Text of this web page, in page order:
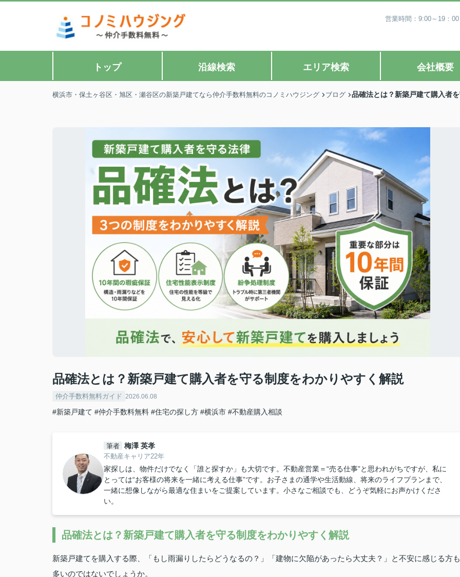
営業時間：9:00～19：
トップ 沿線検索 エリア検索 会社概要
横浜市・保土ヶ谷区・旭区・瀬谷区の新築戸建てなら仲介手数料無料のコノミハウジング ブログ 品確法とは？新築戸建て購入者
品確法とは？新築戸建て購入者を守る制度をわかりやすく解説
仲介手数料無料ガイド 2026.06.08
#新築戸建て #仲介手数料無料 #住宅の探し方 #横浜市 #不動産購入相談
筆者 梅澤 英孝
不動産キャリア22年
家探しは、物件だけでなく「誰と探すか」も大切です。不動産営業＝“売る仕事”と思われがちですが、私に
とっては“お客様の将来を一緒に考える仕事”です。お子さまの通学や生活動線、将来のライフプランまで、
一緒に想像しながら最適な住まいをご提案しています。小さなご相談でも、どうぞ気軽にお声かけくださ
い。
品確法とは？新築戸建て購入者を守る制度をわかりやすく解説
新築戸建てを購入する際、「もし雨漏りしたらどうなるの？」「建物に欠陥があったら大丈夫？」と不安に感じる方も
多いのではないでしょうか。